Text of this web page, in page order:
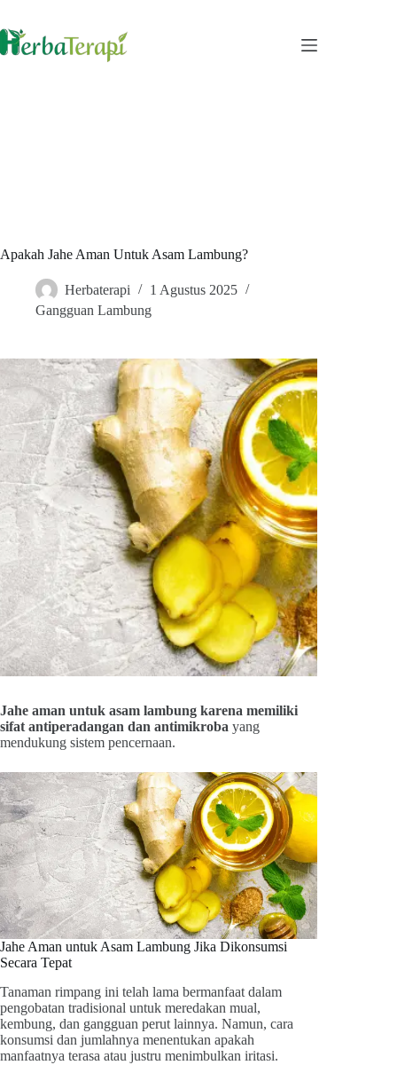
content
Apakah Jahe Aman Untuk Asam Lambung?
Herbaterapi
1 Agustus 2025
Gangguan Lambung
Jahe aman untuk asam lambung karena memiliki
sifat antiperadangan dan antimikroba yang
mendukung sistem pencernaan.
Jahe Aman untuk Asam Lambung Jika Dikonsumsi
Secara Tepat
Tanaman rimpang ini telah lama bermanfaat dalam
pengobatan tradisional untuk meredakan mual,
kembung, dan gangguan perut lainnya. Namun, cara
konsumsi dan jumlahnya menentukan apakah
manfaatnya terasa atau justru menimbulkan iritasi.